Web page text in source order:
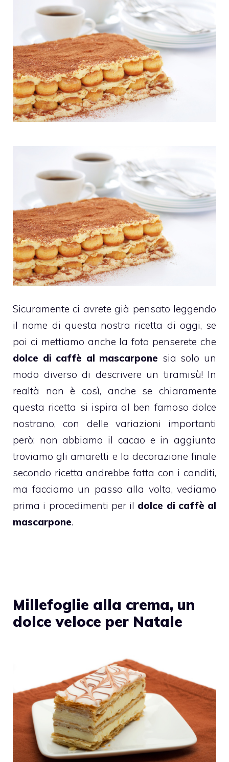
Sicuramente ci avrete già pensato leggendo
il nome di questa nostra ricetta di oggi, se
poi ci mettiamo anche la foto penserete che
dolce di caffè al mascarpone sia solo un
modo diverso di descrivere un tiramisù! In
realtà non è così, anche se chiaramente
questa ricetta si ispira al ben famoso dolce
nostrano, con delle variazioni importanti
però: non abbiamo il cacao e in aggiunta
troviamo gli amaretti e la decorazione finale
secondo ricetta andrebbe fatta con i canditi,
ma facciamo un passo alla volta, vediamo
prima i procedimenti per il dolce di caffè al
mascarpone.
Millefoglie alla crema, un
dolce veloce per Natale